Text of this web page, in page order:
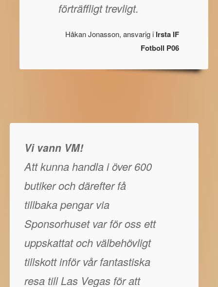
förträffligt trevligt.
Håkan Jonasson, ansvarig i Irsta IF
Fotboll P06
Vi vann VM!
Att kunna handla i över 600
butiker och därefter få
tillbaka pengar via
Sponsorhuset var för oss ett
uppskattat och välbehövligt
tillskott inför vår fantastiska
resa till Las Vegas för att